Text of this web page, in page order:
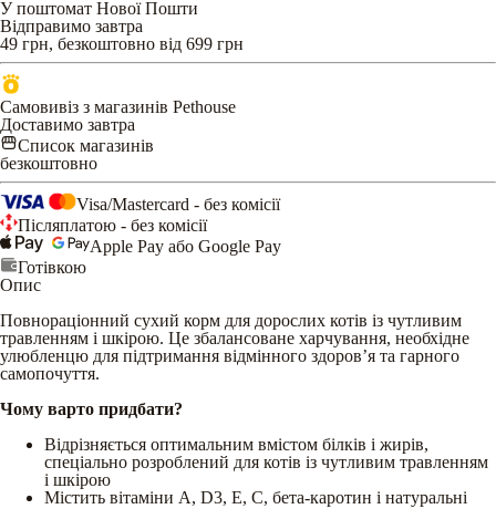
У поштомат Нової Пошти
Відправимо завтра
49 грн, безкоштовно від 699 грн
Самовивіз з магазинів Pethouse
Доставимо завтра
Список магазинів
безкоштовно
Visa/Mastercard - без комісії
Післяплатою - без комісії
Apple Pay або Google Pay
Готівкою
Опис
Повнораціонний сухий корм для дорослих котів із чутливим
травленням і шкірою. Це збалансоване харчування, необхідне
улюбленцю для підтримання відмінного здоров’я та гарного
самопочуття.
Чому варто придбати?
Відрізняється оптимальним вмістом білків і жирів,
спеціально розроблений для котів із чутливим травленням
і шкірою
Містить вітаміни A, D3, E, C, бета-каротин і натуральні